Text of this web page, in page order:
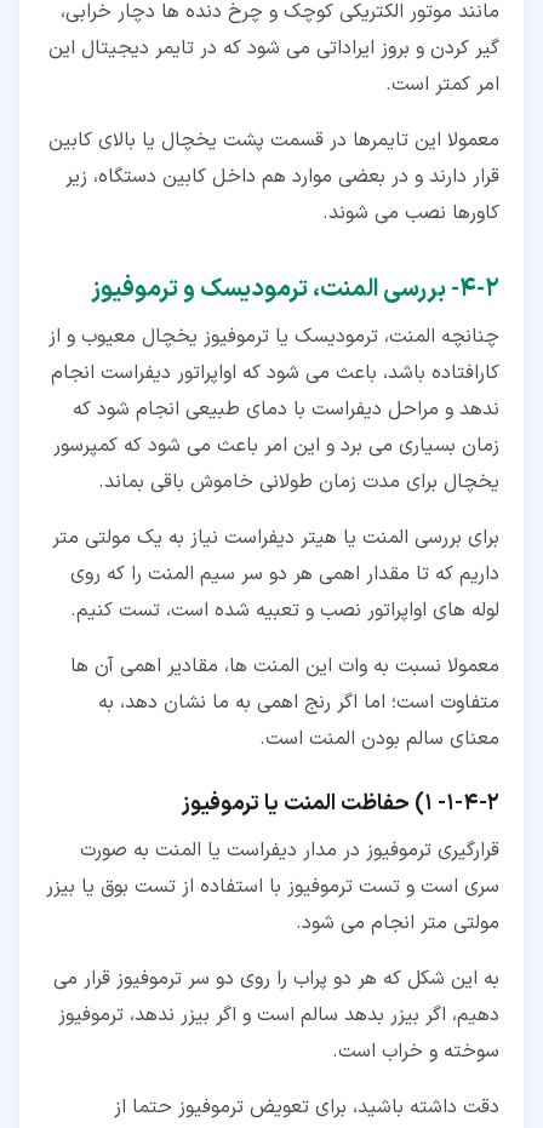
مانند موتور الکتریکی کوچک و چرخ دنده ها دچار خرابی،
گیر کردن و بروز ایراداتی می شود که در تایمر دیجیتال این
امر کمتر است.
معمولا این تایمرها در قسمت پشت یخچال یا بالای کابین
قرار دارند و در بعضی موارد هم داخل کابین دستگاه، زیر
کاورها نصب می شوند.
۲‏-‏۴‏- بررسی المنت، ترمودیسک و ترموفیوز
چنانچه المنت، ترمودیسک یا ترموفیوز یخچال معیوب و از
کارافتاده باشد، باعث می شود که اواپراتور دیفراست انجام
ندهد و مراحل دیفراست با دمای طبیعی انجام شود که
زمان بسیاری می برد و این امر باعث می شود که کمپرسور
یخچال برای مدت زمان طولانی خاموش باقی بماند.
برای بررسی المنت یا هیتر دیفراست نیاز به یک مولتی متر
داریم که تا مقدار اهمی هر دو سر سیم المنت را که روی
لوله های اواپراتور نصب و تعبیه شده است، تست کنیم.
معمولا نسبت به وات این المنت ها، مقادیر اهمی آن ها
متفاوت است؛ اما اگر رنج اهمی به ما نشان دهد، به
معنای سالم بودن المنت است.
۲‏-‏۴‏-‏۱‏- 1) حفاظت المنت یا ترموفیوز
قرارگیری ترموفیوز در مدار دیفراست یا المنت به صورت
سری است و تست ترموفیوز با استفاده از تست بوق یا بیزر
مولتی متر انجام می شود.
به این شکل که هر دو پراب را روی دو سر ترموفیوز قرار می
دهیم، اگر بیزر بدهد سالم است و اگر بیزر ندهد، ترموفیوز
سوخته و خراب است.
دقت داشته باشید، برای تعویض ترموفیوز حتما از